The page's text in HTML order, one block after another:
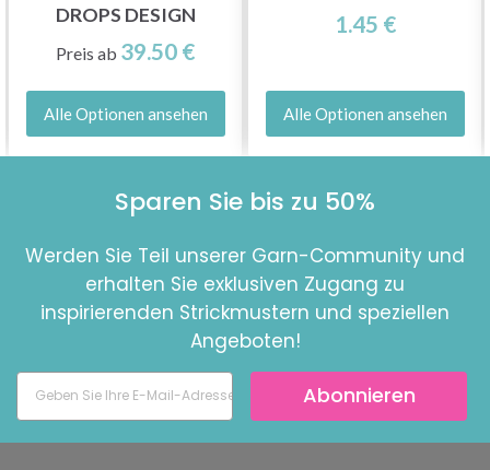
DROPS DESIGN
Preis ab 39.50 €
Alle Optionen ansehen
1.45 €
Alle Optionen ansehen
Sparen Sie bis zu 50%
Werden Sie Teil unserer Garn-Community und
erhalten Sie exklusiven Zugang zu
inspirierenden Strickmustern und speziellen
Angeboten!
Abonnieren